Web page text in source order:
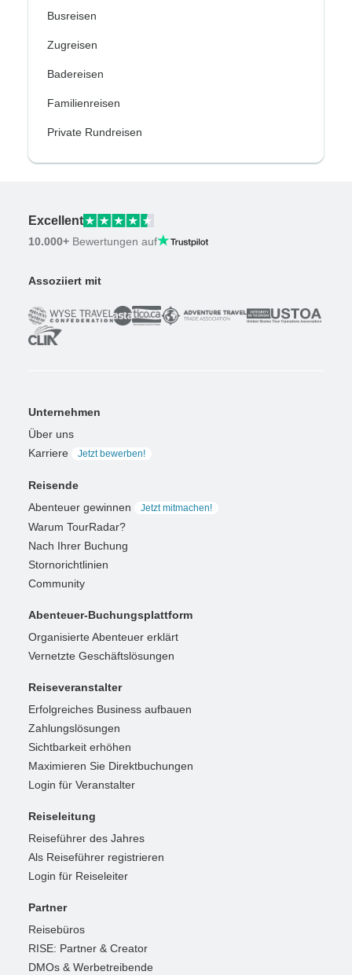
Busreisen
Zugreisen
Badereisen
Familienreisen
Private Rundreisen
Excellent
10.000+ Bewertungen auf
Assoziiert mit
Unternehmen
Über uns
Karriere
Jetzt bewerben!
Reisende
Abenteuer gewinnen
Jetzt mitmachen!
Warum TourRadar?
Nach Ihrer Buchung
Stornorichtlinien
Community
Abenteuer-Buchungsplattform
Organisierte Abenteuer erklärt
Vernetzte Geschäftslösungen
Reiseveranstalter
Erfolgreiches Business aufbauen
Zahlungslösungen
Sichtbarkeit erhöhen
Maximieren Sie Direktbuchungen
Login für Veranstalter
Reiseleitung
Reiseführer des Jahres
Als Reiseführer registrieren
Login für Reiseleiter
Partner
Reisebüros
RISE: Partner & Creator
DMOs & Werbetreibende